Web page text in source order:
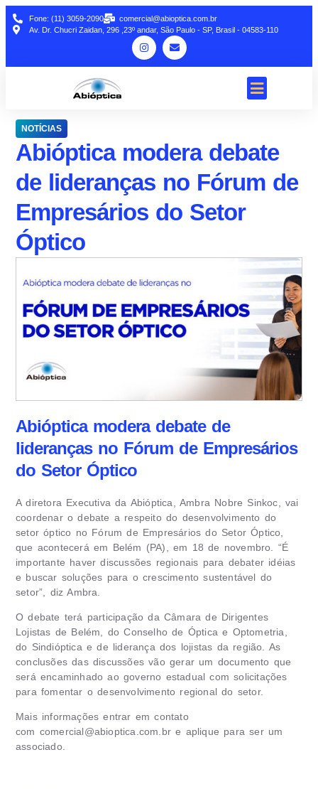
Fone: (11) 3059-2090
comercial@abioptica.com.br
Av. Dr. Chucri Zaidan, 296 ,23º andar, São Paulo - SP, Brasil - 04583-110
NOTÍCIAS
Abióptica modera debate
de lideranças no Fórum de
Empresários do Setor
Óptico
Abióptica modera debate de
lideranças no Fórum de Empresários
do Setor Óptico
A diretora Executiva da Abióptica, Ambra Nobre Sinkoc, vai
coordenar o debate a respeito do desenvolvimento do
setor óptico no Fórum de Empresários do Setor Óptico,
que acontecerá em Belém (PA), em 18 de novembro. “É
importante haver discussões regionais para debater idéias
e buscar soluções para o crescimento sustentável do
setor”, diz Ambra.
O debate terá participação da Câmara de Dirigentes
Lojistas de Belém, do Conselho de Óptica e Optometria,
do Sindióptica e de liderança dos lojistas da região. As
conclusões das discussões vão gerar um documento que
será encaminhado ao governo estadual com solicitações
para fomentar o desenvolvimento regional do setor.
Mais informações entrar em contato
com comercial@abioptica.com.br e aplique para ser um
associado.